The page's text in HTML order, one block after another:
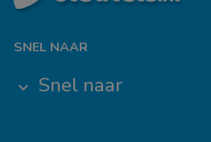
SNEL NAAR
keyboard_arrow_down Snel naar